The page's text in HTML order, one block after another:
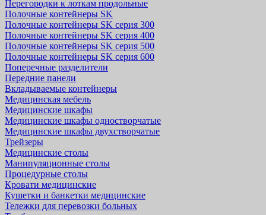
Перегородки к лоткам продольные
Полочные контейнеры SK
Полочные контейнеры SK серия 300
Полочные контейнеры SK серия 400
Полочные контейнеры SK серия 500
Полочные контейнеры SK серия 600
Поперечные разделители
Передние панели
Вкладываемые контейнеры
Медицинская мебель
Медицинские шкафы
Медицинские шкафы одностворчатые
Медицинские шкафы двухстворчатые
Трейзеры
Медицинские столы
Манипуляционные столы
Процедурные столы
Кровати медицинские
Кушетки и банкетки медицинские
Тележки для перевозки больных